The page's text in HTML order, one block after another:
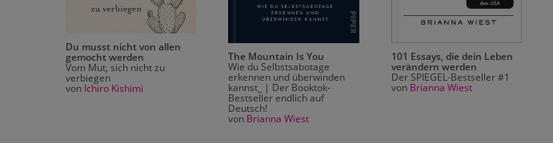
Du musst nicht von allen
gemocht werden
Vom Mut, sich nicht zu
verbiegen
von Ichiro Kishimi
The Mountain Is You
Wie du Selbstsabotage
erkennen und überwinden
kannst_ | Der Booktok-
Bestseller endlich auf
Deutsch!
von Brianna Wiest
101 Essays, die dein Leben
verändern werden
Der SPIEGEL-Bestseller #1
von Brianna Wiest